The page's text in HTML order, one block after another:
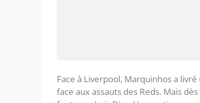
Face à Liverpool, Marquinhos a
face aux assauts des Reds. Mais